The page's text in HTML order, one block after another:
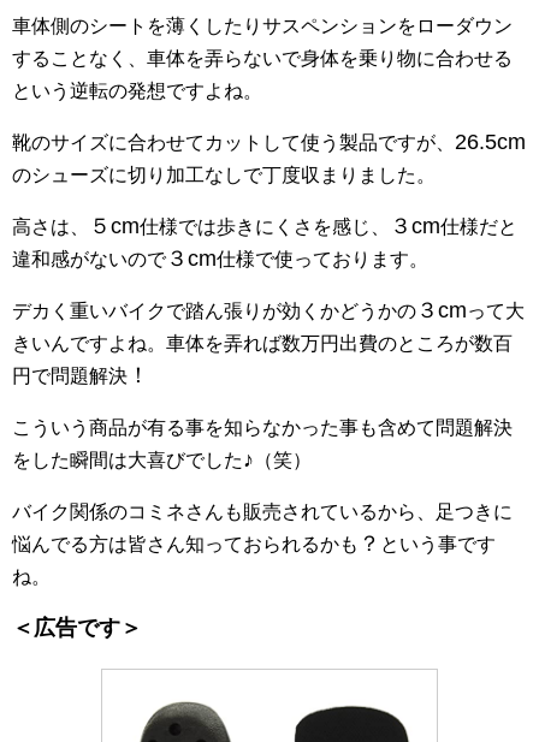
車体側のシートを薄くしたりサスペンションをローダウン
することなく、車体を弄らないで身体を乗り物に合わせる
という逆転の発想ですよね。
靴のサイズに合わせてカットして使う製品ですが、 26.5cm
のシューズに切り加工なしで丁度収まりました。
高さは、 ５cm仕様では歩きにくさを感じ、 ３cm仕様だと
違和感がないので３cm仕様で使っております。
デカく重いバイクで踏ん張りが効くかどうかの ３cmって大
きいんですよね。車体を弄れば数万円出費のところが数百
円で問題解決 ！
こういう商品が有る事を知らなかった事も含めて問題解決
をした瞬間は大喜びでした♪ （笑）
バイク関係のコミネさんも販売されているから、足つきに
悩んでる方は皆さん知っておられるかも ？ という事です
ね。
＜広告です＞